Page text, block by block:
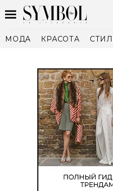
МОДА КРАСОТА